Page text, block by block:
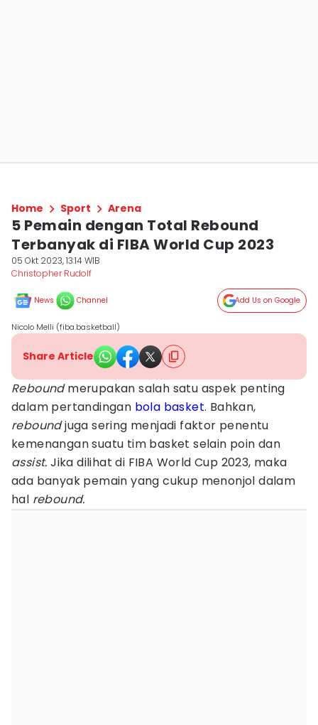
Home Sport Arena
5 Pemain dengan Total Rebound
Terbanyak di FIBA World Cup 2023
05 Okt 2023, 13:14 WIB
Christopher Rudolf
News Channel Add Us on Google
Nicolo Melli (fiba.basketball)
Share Article
Reboundmerupakan salah satu aspek penting
dalam pertandingan bola basket. Bahkan,
reboundjuga sering menjadi faktor penentu
kemenangan suatu tim basket selain poin dan
assist.Jika dilihat di FIBA World Cup 2023, maka
ada banyak pemain yang cukup menonjol dalam
hal rebound.